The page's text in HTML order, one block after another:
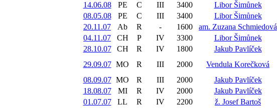
14.06.08
PE C III 3400 Libor Šimůnek
08.05.08
PE C III 3400 Libor Šimůnek
20.11.07
Ab R - 1600 am. Zuzana Schmiedová
04.11.07
CH P IV 3300 Libor Šimůnek
28.10.07
CH R IV 1800 Jakub Pavlíček
29.09.07 MO R III 2000 Vendula Korečková
08.09.07 MO R III 2000 Jakub Pavlíček
18.08.07
MI R IV 2000 Jakub Pavlíček
01.07.07
LL R IV 2200 ž. Josef Bartoš